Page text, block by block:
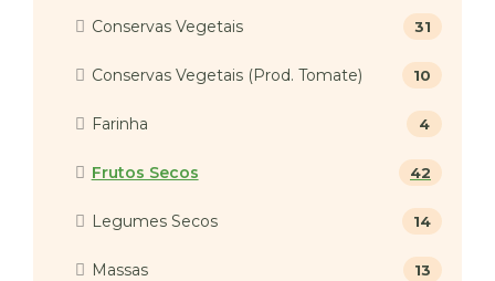
Conservas Vegetais 31
Conservas Vegetais (Prod. Tomate) 10
Farinha 4
Frutos Secos 42
Legumes Secos 14
Massas 13